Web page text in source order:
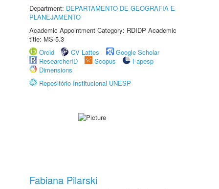
Department: DEPARTAMENTO DE GEOGRAFIA E
PLANEJAMENTO
Academic Appointment Category: RDIDP Academic
title: MS-5.3
Orcid
CV Lattes
Google Scholar
ResearcherID
Scopus
Fapesp
Dimensions
Repositório Institucional UNESP
Fabiana Pilarski